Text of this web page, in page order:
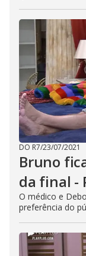
DO R7/23/07/2021
Bruno
da final -
O médico e
preferência do